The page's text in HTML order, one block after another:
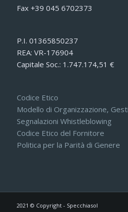
Fax +39 045 6702373
P.I. 01365850237
REA: VR-176904
Capitale Soc.: 1.747.174,51 €
Codice Etico
Modello di Organizzazione,
Segnalazioni Whistleblowing
Codice Etico del Fornitore
Politica per la Parità di Genere
2021 © Copyright - Specchiasol